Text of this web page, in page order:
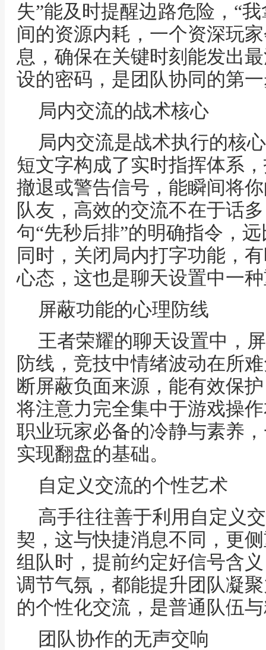
失”能及时提醒边路危险，“
间的资源内耗，一个资深玩
息，确保在关键时刻能发出
设的密码，是团队协同的第
局内交流的战术核心
局内交流是战术执行的核
短文字构成了实时指挥体系
撤退或警告信号，能瞬间将
队友，高效的交流不在于话
句“先秒后排”的明确指令，
同时，关闭局内打字功能，
心态，这也是聊天设置中一
屏蔽功能的心理防线
王者荣耀的聊天设置中，
防线，竞技中情绪波动在所
断屏蔽负面来源，能有效保
将注意力完全集中于游戏操
职业玩家必备的冷静与素养
实现翻盘的基础。
自定义交流的个性艺术
高手往往善于利用自定义
契，这与快捷消息不同，更
组队时，提前约定好信号含
调节气氛，都能提升团队凝
的个性化交流，是普通队伍
团队协作的无声交响